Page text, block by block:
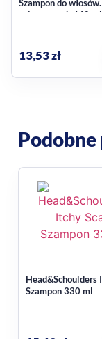
Szampon do włosów
zniszczonych 440 ml
13,53zł
Head&Schoulders
Szampon 330 ml